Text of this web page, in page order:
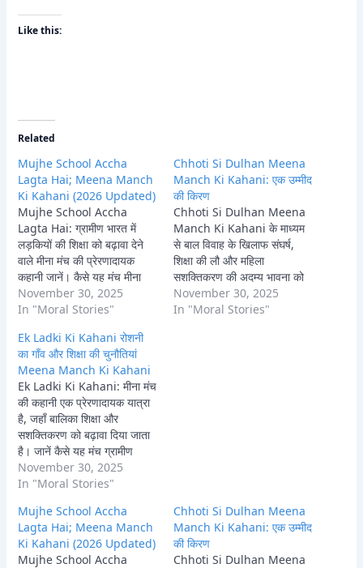
Like this:
Related
Mujhe School Accha
Lagta Hai; Meena Manch
Ki Kahani (2026 Updated)
Mujhe School Accha
Lagta Hai: ग्रामीण भारत में
लड़कियों की शिक्षा को बढ़ावा देने
वाले मीना मंच की प्रेरणादायक
कहानी जानें। कैसे यह मंच मीना
जैसी लड़कियों को स्कूल से जोड़ता
है, उन्हें सशक्त करता है और उनके
उन्हें 'मुझे स्कूल अच्छा लगता है'
कहने…
November 30, 2025
In "Moral Stories"
Chhoti Si Dulhan Meena
Manch Ki Kahani: एक उम्मीद
की किरण
Chhoti Si Dulhan Meena
Manch Ki Kahani के माध्यम
से बाल विवाह के खिलाफ संघर्ष,
शिक्षा की लौ और महिला
सशक्तिकरण की अदम्य भावना को
जानें। मीना कैसे बनी बदलाव की
मिसाल।
November 30, 2025
In "Moral Stories"
Ek Ladki Ki Kahani रोशनी
का गाँव और शिक्षा की चुनौतियां
Meena Manch Ki Kahani
Ek Ladki Ki Kahani: मीना मंच
की कहानी एक प्रेरणादायक यात्रा
है, जहाँ बालिका शिक्षा और
सशक्तिकरण को बढ़ावा दिया जाता
है। जानें कैसे यह मंच ग्रामीण
लड़कियों को अपनी आवाज उठाने,
चुनौतियों का सामना करने और
करता है। मीना मंच की पूरी कहानी,
उसके…
November 30, 2025
In "Moral Stories"
Mujhe School Accha
Lagta Hai; Meena Manch
Ki Kahani (2026 Updated)
Mujhe School Accha
Chhoti Si Dulhan Meena
Manch Ki Kahani: एक उम्मीद
की किरण
Chhoti Si Dulhan Meena